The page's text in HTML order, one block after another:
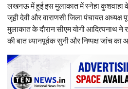
लखनऊ में हुई इस मुलाकात में स्नेहा कुशवाहा के
जूही देवी और वाराणसी जिला पंचायत अध्यक्ष
मुलाकात के दौरान सीएम योगी आदित्यनाथ ने
की बात ध्यानपूर्वक सुनी और निष्पक्ष जांच का